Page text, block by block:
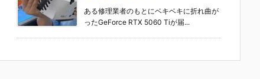
ある修理業者のもとにベキベキに折れ曲が
ったGeForce RTX 5060 Tiが届...